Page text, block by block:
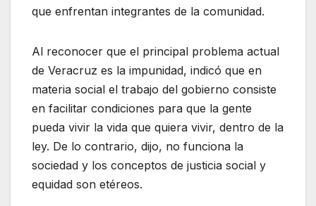
que enfrentan integrantes de la comunidad.
Al reconocer que el principal problema actual
de Veracruz es la impunidad, indicó que en
materia social el trabajo del gobierno consiste
en facilitar condiciones para que la gente
pueda vivir la vida que quiera vivir, dentro de la
ley. De lo contrario, dijo, no funciona la
sociedad y los conceptos de justicia social y
equidad son etéreos.